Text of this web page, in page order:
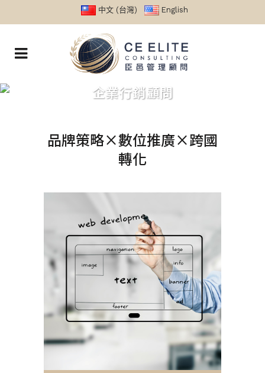
中文 (台灣) English
企業行銷顧問
品牌策略×數位推廣×跨國
轉化